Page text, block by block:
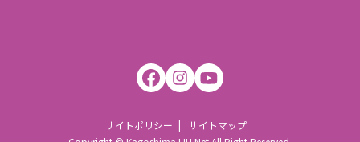
サイトポリシー
サイトマップ